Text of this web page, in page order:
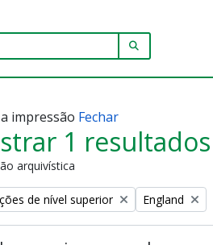
impressão Fechar
1 resultados
arquivística
de nível superior Remove filter:
England